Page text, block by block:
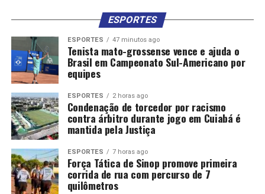
ESPORTES
ESPORTES 47 minutos ago
Tenista mato-grossense vence e ajuda o
Brasil em Campeonato Sul-Americano por
equipes
ESPORTES 2 horas ago
Condenação de torcedor por racismo
contra árbitro durante jogo em Cuiabá é
mantida pela Justiça
ESPORTES 7 horas ago
Força Tática de Sinop promove primeira
corrida de rua com percurso de 7
quilômetros